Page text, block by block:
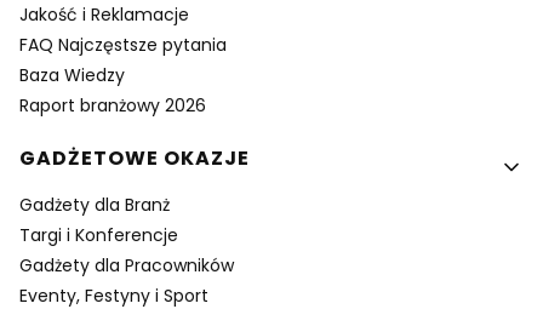
Jakość i Reklamacje
FAQ Najczęstsze pytania
Baza Wiedzy
Raport branżowy 2026
GADŻETOWE OKAZJE
Gadżety dla Branż
Targi i Konferencje
Gadżety dla Pracowników
Eventy, Festyny i Sport